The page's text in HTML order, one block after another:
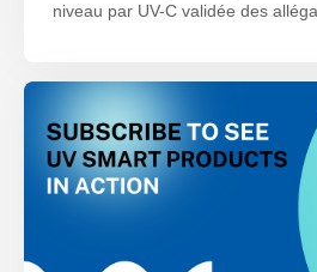
niveau par UV-C validée des